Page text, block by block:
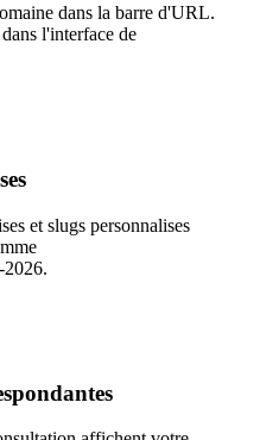
dans la barre d'URL.
l'interface de
et slugs personnalises
2026.